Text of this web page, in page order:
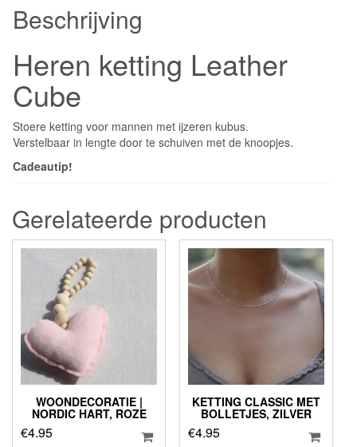
Beschrijving
Heren ketting Leather
Cube
Stoere ketting voor mannen met ijzeren kubus.
Verstelbaar in lengte door te schuiven met de knoopjes.
Cadeautip!
Gerelateerde producten
WOONDECORATIE |
NORDIC HART, ROZE
€4.95
KETTING CLASSIC MET
BOLLETJES, ZILVER
€4.95